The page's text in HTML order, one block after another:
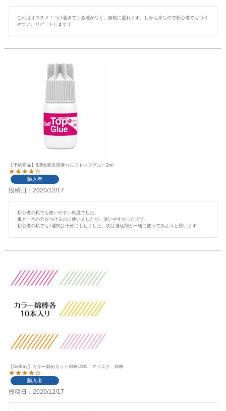
これはオススメ！つけ過ぎている感がなく、自然に盛れます。しかも束なので初心者でもつけ
やすい。リピートします！
【予約商品】8/8頃発送国産セルフトップグルー2ml
購入者
投稿日 2020/12/17
初心者の私でも使いやすい粘度でした。
束と一本の分をつけるのに使いましたが、使いやすかったです。
初心者の私でも1週間は十分にもちました。次は強化剤と一緒に使ってみようと思います！
【Selfray】カラー斜めカット綿棒10本 マツエク 綿棒
購入者
投稿日 2020/12/17